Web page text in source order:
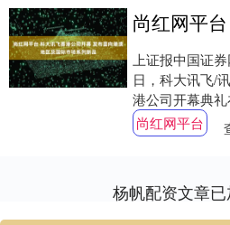
上证报中国证
日，科大讯飞/
港公司开幕典
布了基于讯飞
疗、....
尚红网平台
杨帆配资文章